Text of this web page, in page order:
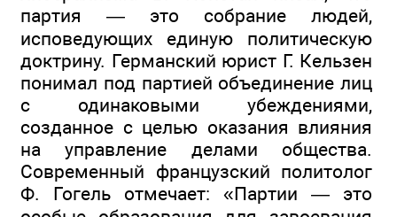
партия — это собрание людей,
исповедующих единую политическую
доктрину. Германский юрист Г. Кельзен
понимал под партией объединение лиц
с одинаковыми убеждениями,
созданное с целью оказания влияния
на управление делами общества.
Современный французский политолог
Ф. Гогель отмечает: «Партии — это